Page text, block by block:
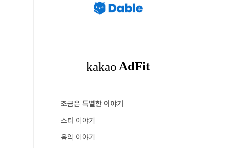
조금은 특별한 이야기
스타 이야기
음악 이야기